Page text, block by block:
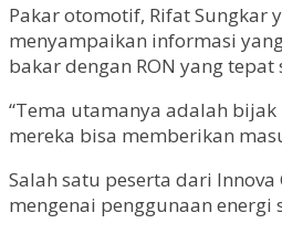
Pakar otomotif, Rifat
menyampaikan informasi
bakar dengan RON yang
“Tema utamanya adalah
mereka bisa memberikan
Salah satu peserta dari
mengenai penggunaan energi